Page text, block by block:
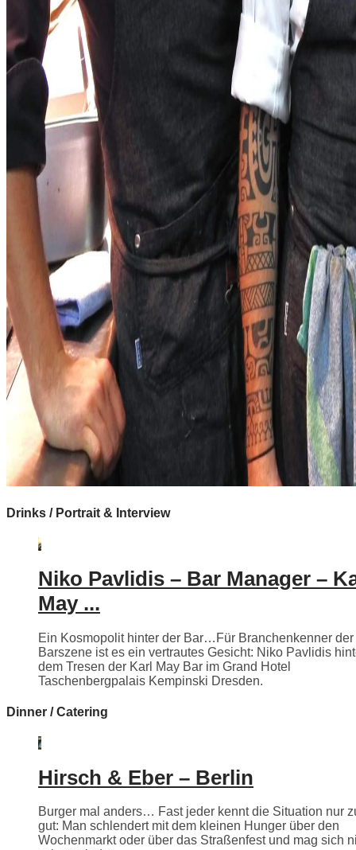
Drinks / Portrait & Interview
Niko Pavlidis – Bar Manager –
May ...
Ein Kosmopolit hinter der Bar…Für Branchenkenner der
Barszene ist es ein vertrautes Gesicht: Niko Pavlidis
dem Tresen der Karl May Bar im Grand Hotel
Taschenbergpalais Kempinski Dresden.
Dinner / Catering
Hirsch & Eber – Berlin
Burger mal anders… Fast jeder kennt die Situation nur
gut: Man schlendert mit dem kleinen Hunger über den
Wochenmarkt oder über das Straßenfest und mag sich